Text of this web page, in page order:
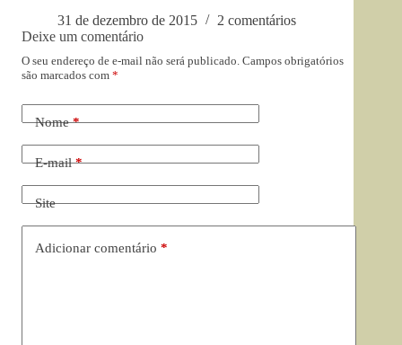
31 de dezembro de 2015
2 comentários
Deixe um comentário
O seu endereço de e-mail não será publicado. Campos obrigatórios
são marcados com *
Nome*
E-mail*
Site
Adicionar comentário *